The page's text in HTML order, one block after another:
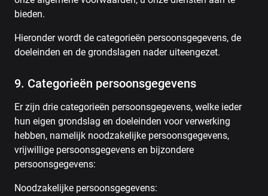
bieden.
Hieronder wordt de categorieën persoonsgegevens, de
doeleinden en de grondslagen nader uiteengezet.
9. Categorieën persoonsgegevens
Er zijn drie categorieën persoonsgegevens, welke ieder
hun eigen grondslag en doeleinden voor verwerking
hebben, namelijk noodzakelijke persoonsgegevens,
vrijwillige persoonsgegevens en bijzondere
persoonsgegevens:
Noodzakelijke persoonsgegevens: